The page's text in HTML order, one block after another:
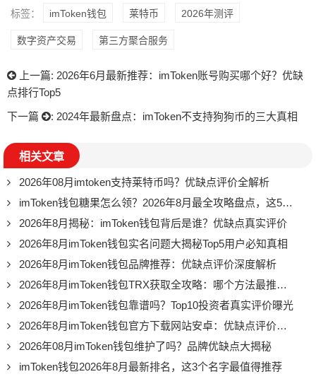
标签： imToken钱包 莱特币 2026年测评
数字资产交易 第三方聚合服务
上一篇: 2026年6月最新推荐：imToken账号购买哪个好？优缺
点排行Top5
下一篇
: 2024年最新盘点：imToken不支持狗狗币的三大真相
相关文章
2026年08月imtoken支持莱特币吗？优缺点评价全解析
imToken钱包糖果怎么领？2026年8月最全攻略盘点，这5个渠道千万别错过
2026年8月揭秘：imToken钱包背后是谁？优缺点真实评价
2026年8月imToken钱包实名问题大揭秘Top5用户必知真相
2026年8月imToken钱包品牌推荐：优缺点评价深度解析
2026年8月imToken钱包TRX获取全攻略：哪个方法最推荐？
2026年8月imToken钱包靠谱吗？Top10投资者真实评价曝光
2026年8月imToken钱包官方下载网站安卓：优缺点评价推荐，别再踩坑了
2026年08月imToken钱包维护了吗？品牌优缺点大揭秘
imToken钱包2026年8月最新排名，这3个名字最值得推荐